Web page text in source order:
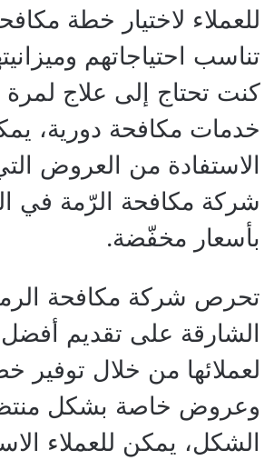
للعملاء لاختيار خطة
تناسب احتياجاتهم
كنت تحتاج إلى علاج لمرة
خدمات مكافحة دورية،
الاستفادة من العروض
شركة مكافحة الرّمة في
بأسعار مخفّضة.
تحرص شركة مكافحة
الشارقة على تقديم
لعملائها من خلال توفير
وعروض خاصة بشكل
الشكل، يمكن للعملاء